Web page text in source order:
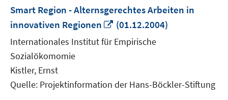
Smart Region - Alternsgerechtes Arbeiten in
innovativen Regionen
In
neuem
Fenster
(01.12.2004)
Internationales Institut für Empirische
Sozialökomomie
Kistler, Ernst
Quelle: Projektinformation der Hans-Böckler-Stiftung